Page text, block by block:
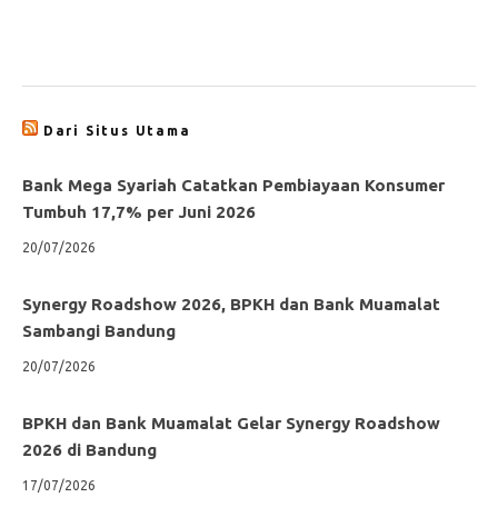
Dari Situs Utama
Bank Mega Syariah Catatkan Pembiayaan Konsumer
Tumbuh 17,7% per Juni 2026
20/07/2026
Synergy Roadshow 2026, BPKH dan Bank Muamalat
Sambangi Bandung
20/07/2026
BPKH dan Bank Muamalat Gelar Synergy Roadshow
2026 di Bandung
17/07/2026